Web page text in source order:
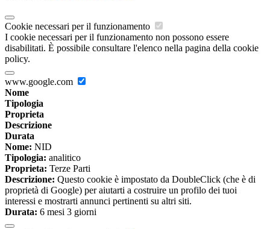
Cookie necessari per il funzionamento
I cookie necessari per il funzionamento non possono essere
disabilitati. È possibile consultare l'elenco nella pagina della cookie
policy.
www.google.com
Nome
Tipologia
Proprieta
Descrizione
Durata
Nome: NID
Tipologia: analitico
Proprieta: Terze Parti
Descrizione: Questo cookie è impostato da DoubleClick (che è di
proprietà di Google) per aiutarti a costruire un profilo dei tuoi
interessi e mostrarti annunci pertinenti su altri siti.
Durata: 6 mesi 3 giorni